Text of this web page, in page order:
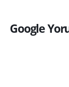
Google